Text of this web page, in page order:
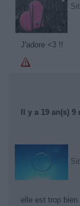
J'adore <3 !!
Il y a 19 an(s)
elle est trop